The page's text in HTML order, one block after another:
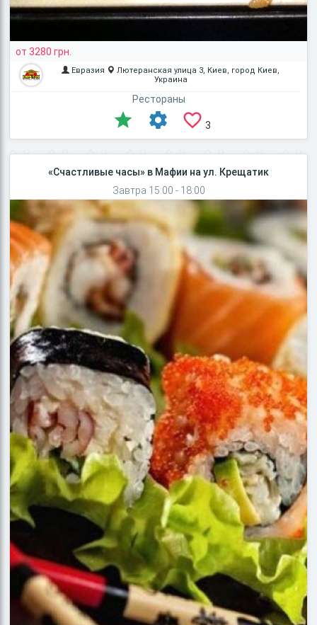
от 3280 грн.
Евразия
Лютеранская улица 3, Киев, город Киев,
Украина
Рестораны
3
«Счастливые часы» в Мафии на ул. Крещатик
Завтра 15:00 - 18:00